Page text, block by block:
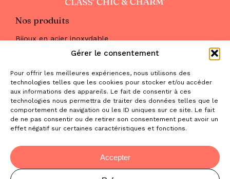
Gérer le consentement
Pour offrir les meilleures expériences, nous utilisons des
technologies telles que les cookies pour stocker et/ou accéder
aux informations des appareils. Le fait de consentir à ces
technologies nous permettra de traiter des données telles que le
comportement de navigation ou les ID uniques sur ce site. Le fait
de ne pas consentir ou de retirer son consentement peut avoir un
effet négatif sur certaines caractéristiques et fonctions.
Accepter
Nos produits
Bijoux en acier inoxydable
Maquillage
Parfums
Nous trouver
& nous contacter
2 place de la Liberté
31470 Saint-Lys
06 52 05 69 65